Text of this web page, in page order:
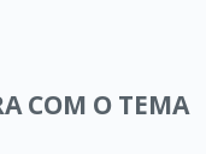
COM O TEMA